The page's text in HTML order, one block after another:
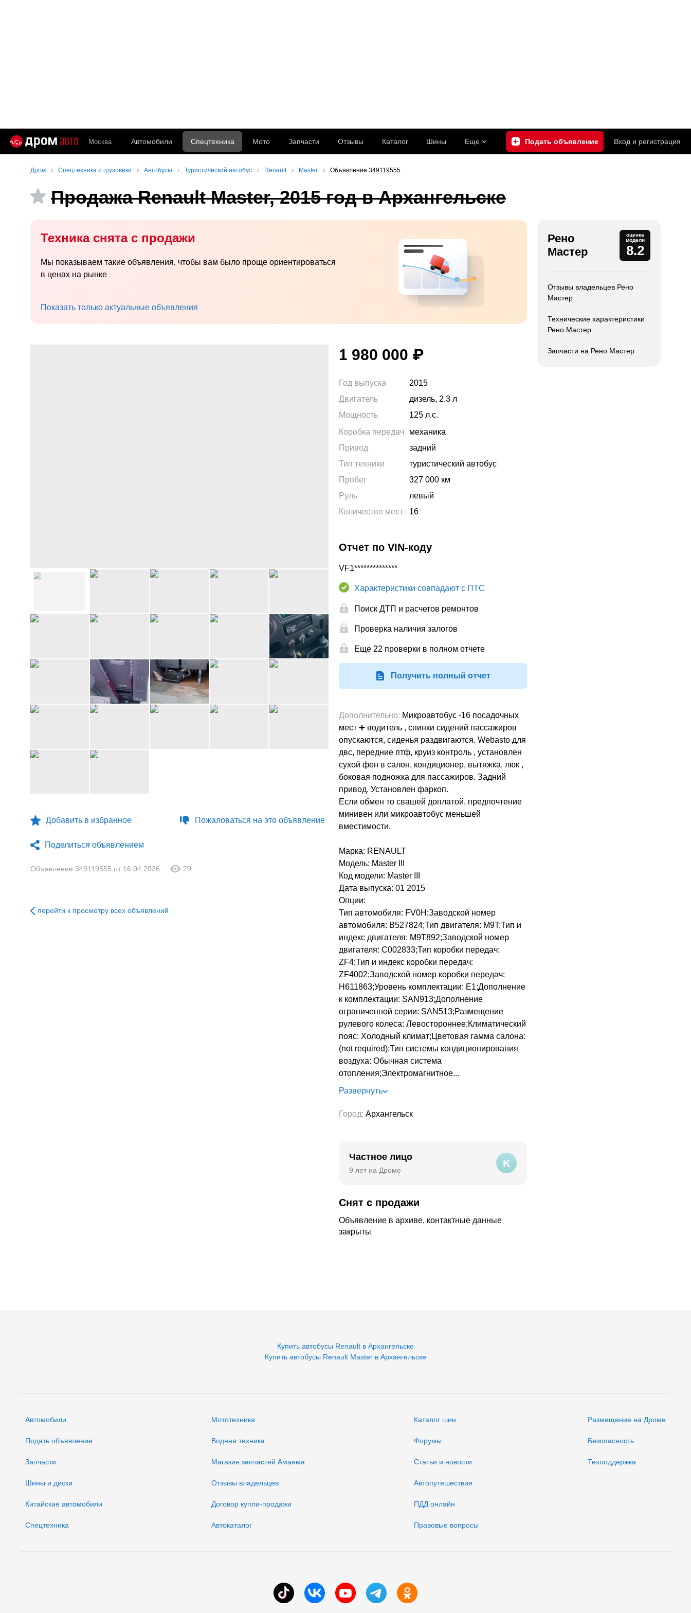
Москва Автомобили Спецтехника Мото Запчасти Отзывы Каталог Шины Еще Подать объявление Вход и регистрация
Дром Спецтехника и грузовики Автобусы Туристический автобус Renault Master Объявление 349119555
Продажа Renault Master, 2015 год в Архангельске
Техника снята с продажи
Мы показываем такие объявления, чтобы вам было проще ориентироваться
в ценах на рынке
Показать только актуальные объявления
Добавить в избранное Пожаловаться на это объявление
Поделиться объявлением
Объявление 349119555 от 16.04.2026 29
перейти к просмотру всех объявлений
1 980 000 ₽
Год выпуска
2015
Двигатель
дизель, 2.3 л
Мощность
125л.с.
Коробка передач
механика
Привод
задний
Тип техники
туристический автобус
Пробег
327 000 км
Руль
левый
Количество мест
16
Отчет по VIN-коду
VF1**************
Характеристики совпадают с ПТС
Поиск ДТП и расчетов ремонтов
Проверка наличия залогов
Еще 22 проверки в полном отчете
Получить полный отчет
Дополнительно: Микроавтобус -16 посадочных
мест ➕ водитель , спинки сидений пассажиров
опускаются, сиденья раздвигаются. Webasto для
двс, передние птф, круиз контроль , установлен
сухой фен в салон, кондиционер, вытяжка, люк ,
боковая подножка для пассажиров. Задний
привод. Установлен фаркоп.
Если обмен то свашей доплатой, предпочтение
минивен или микроавтобус меньшей
вместимости.
Марка: RENAULT
Модель: Master III
Код модели: Master III
Дата выпуска: 01 2015
Опции:
Тип автомобиля: FV0H;Заводской номер
автомобиля: B527824;Тип двигателя: M9T;Тип и
индекс двигателя: M9T892;Заводской номер
двигателя: C002833;Тип коробки передач:
ZF4;Тип и индекс коробки передач:
ZF4002;Заводской номер коробки передач:
H611863;Уровень комплектации: E1;Дополнение
к комплектации: SAN913;Дополнение
ограниченной серии: SAN513;Размещение
рулевого колеса: Левостороннее;Климатический
пояс: Холодный климат;Цветовая гамма салона:
(not required);Тип системы кондиционирования
воздуха: Обычная система
отопления;Электромагнитное...
Развернуть
Город: Архангельск
Частное лицо
9 лет на Дроме
K
Снятс продажи
Объявление в архиве, контактные данные
закрыты
Рено
Мастер
оценка
модели
8.2
Отзывы владельцев Рено
Мастер
Технические характеристики
Рено Мастер
Запчасти на Рено Мастер
Купить автобусы Renault в Архангельске
Купить автобусы Renault Master в Архангельске
Автомобили
Подать объявление
Запчасти
Шины и диски
Китайские автомобили
Спецтехника
Мототехника
Водная техника
Магазин запчастей Амаяма
Отзывы владельцев
Договор купли-продажи
Автокаталог
Каталог шин
Форумы
Статьи и новости
Автопутешествия
ПДД онлайн
Правовые вопросы
Размещение на Дроме
Безопасность
Техподдержка